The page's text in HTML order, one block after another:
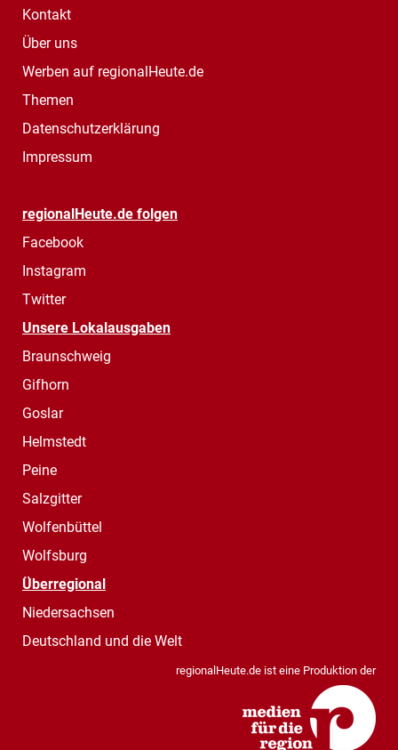
Kontakt
Über uns
Werben auf regionalHeute.de
Themen
Datenschutzerklärung
Impressum
regionalHeute.de folgen
Facebook
Instagram
Twitter
Unsere Lokalausgaben
Braunschweig
Gifhorn
Goslar
Helmstedt
Peine
Salzgitter
Wolfenbüttel
Wolfsburg
Überregional
Niedersachsen
Deutschland und die Welt
regionalHeute.de ist eine Produktion der